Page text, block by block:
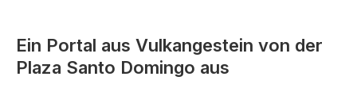
Ein Portal aus Vulkangestein von der
Plaza Santo Domingo aus